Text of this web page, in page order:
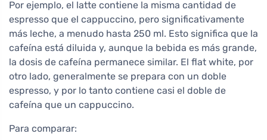
Por ejemplo, el latte contiene la misma cantidad de
espresso que el cappuccino, pero significativamente
más leche, a menudo hasta 250 ml. Esto significa que la
cafeína está diluida y, aunque la bebida es más grande,
la dosis de cafeína permanece similar. El flat white, por
otro lado, generalmente se prepara con un doble
espresso, y por lo tanto contiene casi el doble de
cafeína que un cappuccino.
Para comparar: